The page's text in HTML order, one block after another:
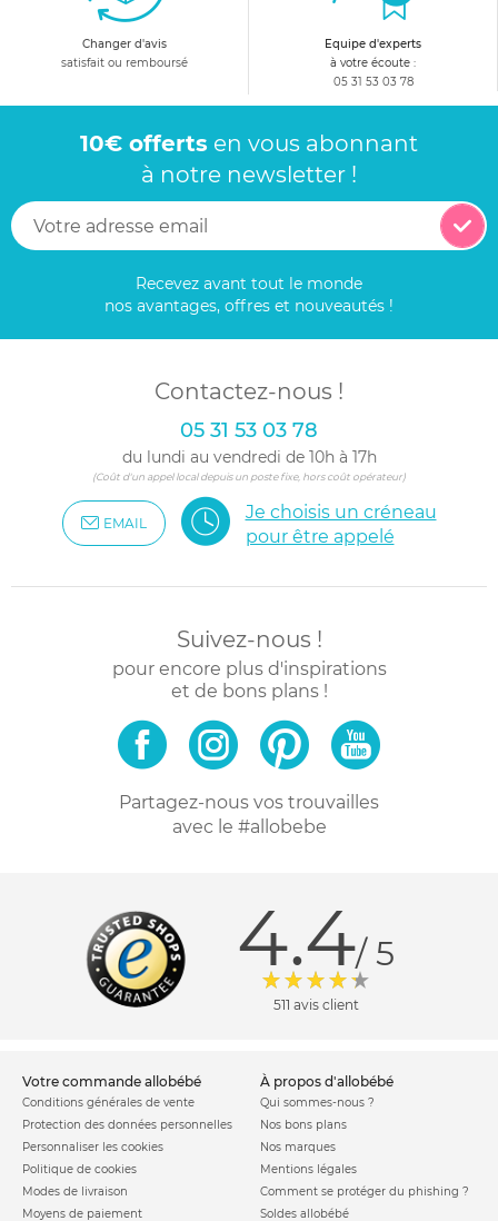
Changer d'avis
satisfait ou remboursé
Equipe d'experts
à votre écoute :
05 31 53 03 78
10€ offerts en vous abonnant
à notre newsletter !
Recevez avant tout le monde
nos avantages, offres et nouveautés !
Contactez-nous !
05 31 53 03 78
du lundi au vendredi de 10h à 17h
(Coût d'un appel local depuis un poste fixe, hors coût opérateur)
EMAIL
Je choisis un créneau
pour être appelé
Suivez-nous !
pour encore plus d'inspirations
et de bons plans !
Partagez-nous vos trouvailles
avec le #allobebe
4.4/ 5
511 avis client
votre commande allobébé
Conditions générales de vente
Protection des données personnelles
Personnaliser les cookies
Politique de cookies
Modes de livraison
Moyens de paiement
à propos d'allobébé
Qui sommes-nous ?
Nos bons plans
Nos marques
Mentions légales
Comment se protéger du phishing ?
Soldes allobébé